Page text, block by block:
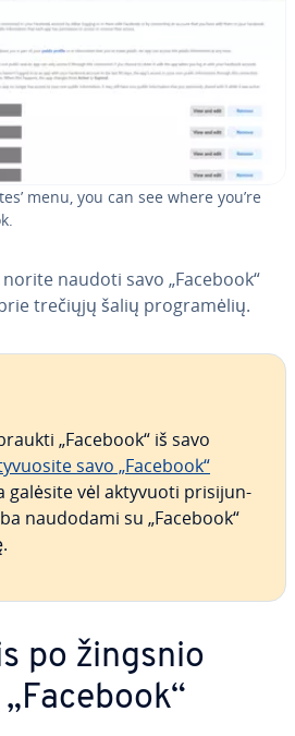
menu, you can see where you’re
naudoti savo „Facebook“
trečiųjų šalių prog­ra­mė­lių.
„Facebook“ iš savo
savo „Facebook“
galėsite vėl aktyvuoti pri­si­jun­
naudodami su „Facebook“
po žingsnio